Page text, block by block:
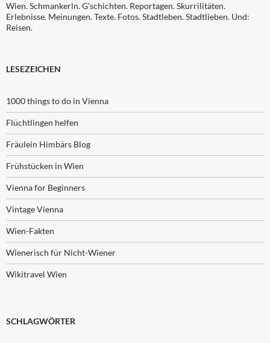
Wien. Schmankerln. G'schichten. Reportagen. Skurrilitäten.
Erlebnisse. Meinungen. Texte. Fotos. Stadtleben. Stadtlieben. Und:
Reisen.
LESEZEICHEN
1000 things to do in Vienna
Flüchtlingen helfen
Fräulein Himbärs Blog
Frühstücken in Wien
Vienna for Beginners
Vintage Vienna
Wien-Fakten
Wienerisch für Nicht-Wiener
Wikitravel Wien
SCHLAGWÖRTER